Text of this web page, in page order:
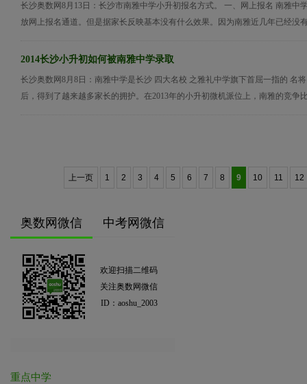
长沙奥数网8月13日：长沙市南雅中学小升初报名方式。 一、网上报名 南雅中
放网上报名通道。但是据家长反映基本没有什么效果。因为南雅近几年已经没
2014长沙小升初如何被南雅中学录取
长沙奥数网8月8日：南雅中学是长沙 四大名校 之雅礼中学旗下首屈一指的 名
后，得到了越来越多家长的拥护。在2013年的小升初微机派位上，南雅的竞争
上一页 1 2 3 4 5 6 7 8 9 10 11 12
奥数网微信 中考网微信
欢迎扫描二维码
关注奥数网微信
ID：aoshu_2003
重点中学